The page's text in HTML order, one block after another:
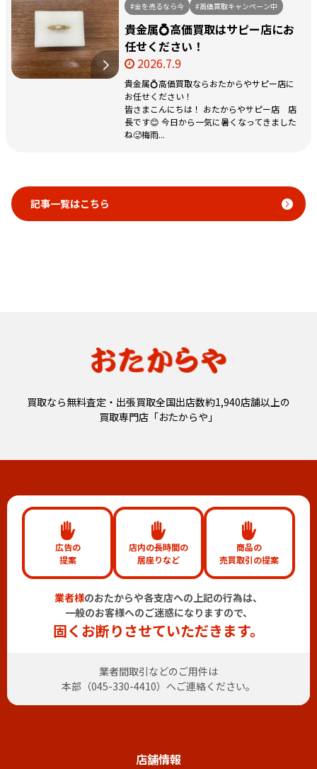
#金を売るなら今
#高価買取キャンペーン中
貴金属💍高価買取はサピー店にお
任せください！
2026.7.9
貴金属💍高価買取ならおたからやサピー店に
お任せください！
皆さまこんにちは！ おたからやサピー店 店
長です😊 今日から一気に暑くなってきました
ね🥵梅雨...
記事一覧はこちら
買取なら無料査定・出張買取全国出店数約1,940店舗以上の
買取専門店「おたからや」
広告の
提案
店内の長時間の
居座りなど
商品の
売買取引の提案
業者様のおたからや各支店への上記の行為は、
一般のお客様へのご迷惑になりますので、
固くお断りさせていただきます。
業者間取引などのご用件は
本部（045-330-4410）へご連絡ください。
店舗情報